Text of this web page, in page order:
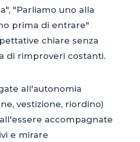
"Parliamo uno alla
prima di entrare"
chiare senza
di rimproveri costanti.
all'autonomia
vestizione, riordino)
accompagnate
e mirare